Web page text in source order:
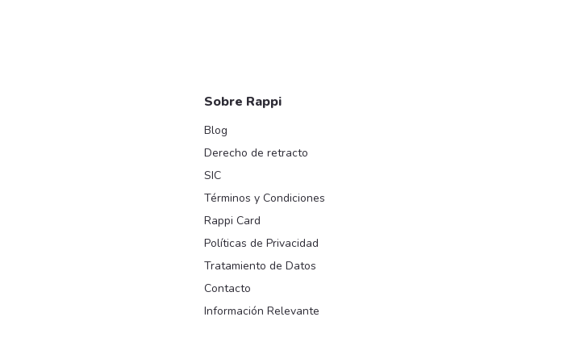
Sobre Rappi
Blog
Derecho de retracto
SIC
Términos y Condiciones
Rappi Card
Políticas de Privacidad
Tratamiento de Datos
Contacto
Información Relevante